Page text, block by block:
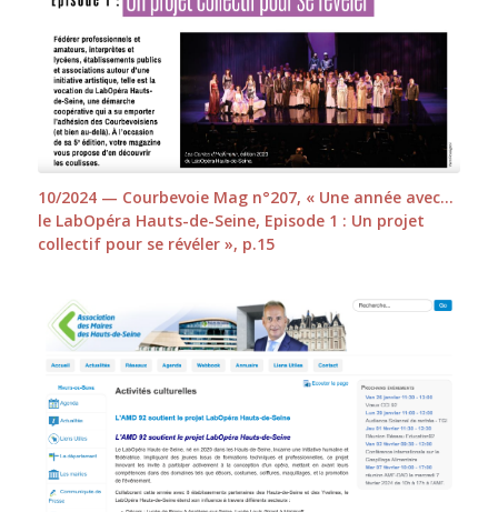
10/2024 — Courbevoie Mag n°207, « Une année avec…
le LabOpéra Hauts-de-Seine, Episode 1 : Un projet
collectif pour se révéler », p.15